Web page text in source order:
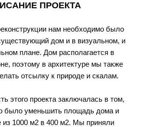
ПРОЕКТА
нам необходимо было
дом и в визуальном, и
плане. Дом располагается в
поэтому в архитектуре мы также
отсылку к природе и скалам.
этого проекта заключалась в том,
было уменьшить площадь дома и
из 1000 м2 в 400 м2. Мы приняли